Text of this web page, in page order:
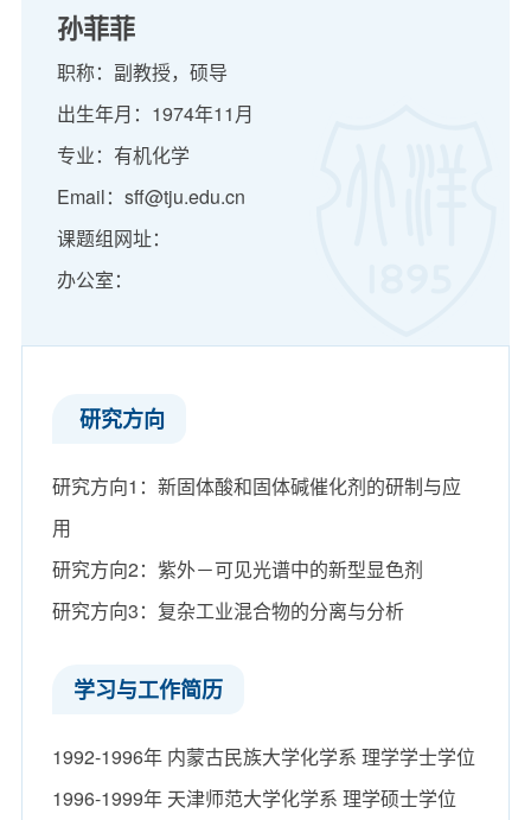
孙菲菲
职称：副教授，硕导
出生年月：1974年11月
专业：有机化学
Email：sff@tju.edu.cn
课题组网址：
办公室：
​ 研究方向
研究方向1：新固体酸和固体碱催化剂的研制与应
用
研究方向2：紫外－可见光谱中的新型显色剂
研究方向3：复杂工业混合物的分离与分析
学习与工作简历
1992-1996年 内蒙古民族大学化学系 理学学士学位
1996-1999年 天津师范大学化学系 理学硕士学位